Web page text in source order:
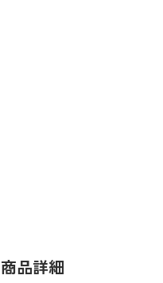
商品詳細